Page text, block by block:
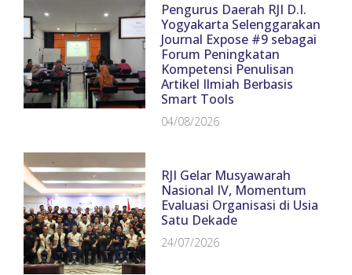
Pengurus Daerah RJI D.I.
Yogyakarta Selenggarakan
Journal Expose #9 sebagai
Forum Peningkatan
Kompetensi Penulisan
Artikel Ilmiah Berbasis
Smart Tools
04/08/2026
RJI Gelar Musyawarah
Nasional IV, Momentum
Evaluasi Organisasi di Usia
Satu Dekade
24/07/2026